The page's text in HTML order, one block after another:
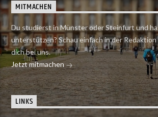
MITMACHEN
Du studierst in Münster oder Steinfurt und
unterstützen? Schau einfach in der
dich bei uns.
Jetzt mitmachen
LINKS